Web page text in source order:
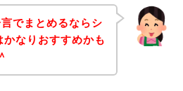
でまとめるならシ
かなりおすすめかも